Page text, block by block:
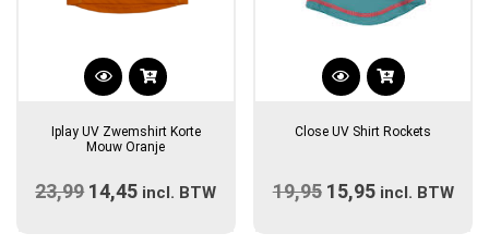
Dit
heeft
variaties.
Iplay UV Zwemshirt Korte
Mouw Oranje
23,99 Oorspronkelijke
14,45 Huidige
incl. BTW
Dit
heeft
variaties.
Close UV Shirt Rockets
19,95 Oorspronkelijke
15,95Huidige
incl. BTW